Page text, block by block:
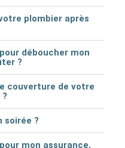
plombier après
déboucher mon
?
couverture de votre
soirée ?
mon assurance,